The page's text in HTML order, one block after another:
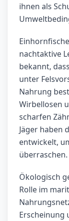
ihnen als
nachtaktive
bekannt,
unter
Nahrung
Wirbellosen
scharfen
Jäger haben
entwickelt,
überraschen.
Ökologisch
Rolle im
Erscheinung